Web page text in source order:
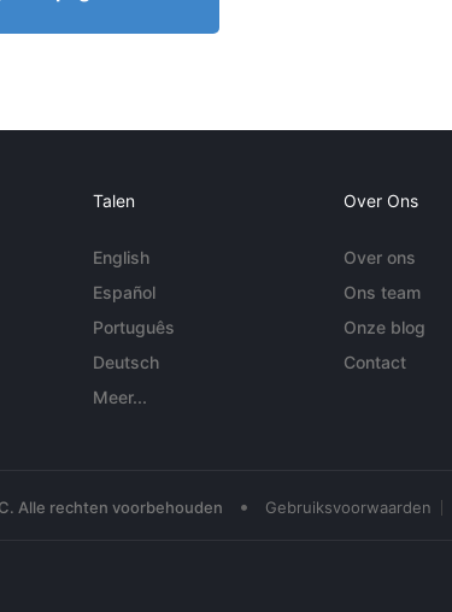
Talen
English
Español
Português
Deutsch
Meer...
Over Ons
Over ons
Ons team
Onze blog
Contact
Alle rechten voorbehouden • Gebruiksvoorwaarden